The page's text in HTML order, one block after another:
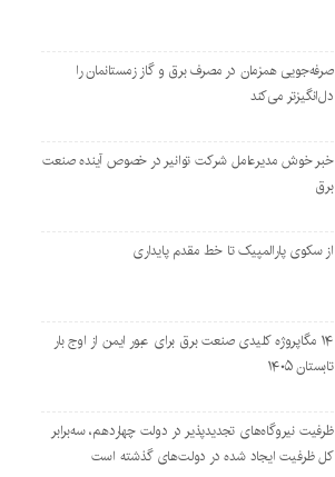
صرفه‌جویی همزمان در مصرف برق و گاز زمستانمان را
دل‌انگیزتر می‌کند
خبر خوش مدیرعامل شرکت توانیر در خصوص آینده صنعت
برق
از سکوی پارالمپیک تا خط مقدم پایداری
۱۴ مگاپروژه‌ کلیدی صنعت برق برای عبور ایمن از اوج بار
تابستان ۱۴۰۵
ظرفیت نیروگاه‌های تجدیدپذیر در دولت چهاردهم، سه‌برابر
کل ظرفیت ایجاد شده در دولت‌های گذشته است